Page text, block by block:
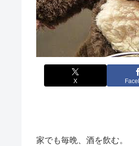
X
家でも毎晩、酒を飲む。